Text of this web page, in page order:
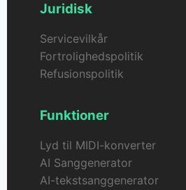
Juridisk
Servicevilkår
Fortrolighedspolitik
Refusionspolitik
Funktioner
Lyd til MIDI-konverter
AI Sanggenerator
AI-tekstsanggenerator